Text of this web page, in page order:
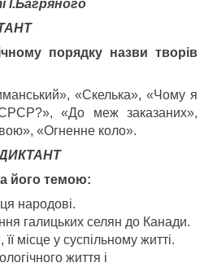
І.Багряного
порядку назви творів
«Скелька», «Чому я
«До меж заказаних»,
«Огненне коло».
його темою:
народові.
галицьких селян до Канади.
місце у суспільному житті.
життя і